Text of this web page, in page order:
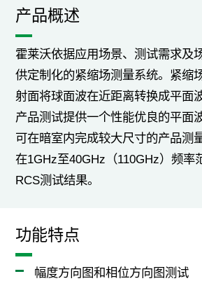
产品概述
霍莱沃依据应用场景、测试需求及
供定制化的紧缩场测量系统。紧缩
射面将球面波在近距离转换成平面
产品测试提供一个性能优良的平面
可在暗室内完成较大尺寸的产品测
在1GHz至40GHz（110GHz）频率
RCS测试结果。
功能特点
幅度方向图和相位方向图测试